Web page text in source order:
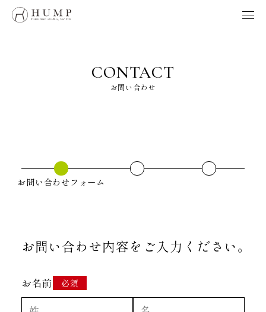
製品、採用、HUMPに関するお問い合わせはこちらへ
Follow us
CONTACT
お問い合わせ
お問い合わせフォーム
お問い合わせ内容をご入力ください。
お名前 必須